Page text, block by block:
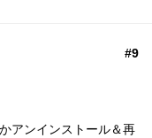
#9
アンインストール＆再